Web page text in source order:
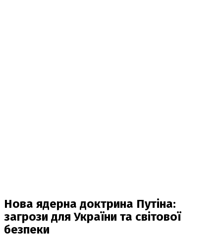
Нова ядерна доктрина Путіна:
загрози для України та світової
безпеки